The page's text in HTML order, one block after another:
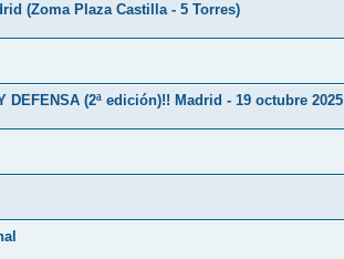
(Zoma Plaza Castilla - 5 Torres)
DEFENSA (2ª edición)!! Madrid - 19 octubre 2025